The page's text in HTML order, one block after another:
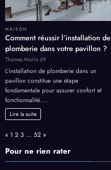
MAISON
Comment réussir l’installation de
plomberie dans votre pavillon ?
Thomas.Morin.69
L’installation de plomberie dans un
pavillon constitue une étape
fondamentale pour assurer confort et
fonctionnalité.…
Lire la suite
Page:
Previous
« 1 2 3 … 52 Next
»
Pour ne rien rater